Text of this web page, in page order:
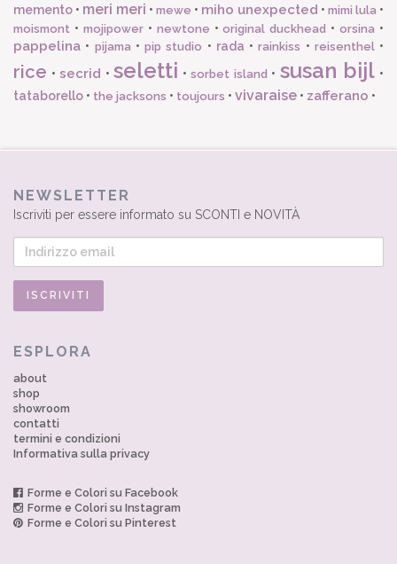
memento • meri meri • mewe • miho unexpected • mimi lula •
moismont • mojipower• newtone •original duckhead •orsina •
pappelina • pijama • pip studio • rada •rainkiss • reisenthel•
rice •secrid •seletti •sorbet island • susan bijl •
tataborello • the jacksons • toujours • vivaraise • zafferano •
NEWSLETTER
Iscriviti per essere informato su SCONTI e NOVITÀ
ESPLORA
about
shop
showroom
contatti
termini e condizioni
Informativa sulla privacy
Forme e Colori su Facebook
Forme e Colori su Instagram
Forme e Colori su Pinterest